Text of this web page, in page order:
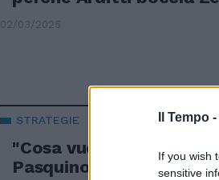
Il Tempo -
If you wish
sensitive
02/03/2025
STRATEGIE
"Cosa vuole fare in
Pasquino rivela il